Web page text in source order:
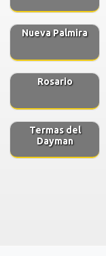
Nueva Palmira
Rosario
Termas del
Dayman